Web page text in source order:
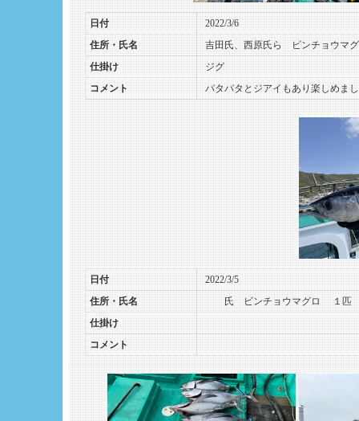
日付
2022/3/6
住所・氏名
吉田氏、西原氏ら ビンチョウ
仕掛け
ジグ
コメント
パタパタとジアイもあり楽しめま
日付
2022/3/5
住所・氏名
氏 ビンチョウマグロ １匹
仕掛け
コメント